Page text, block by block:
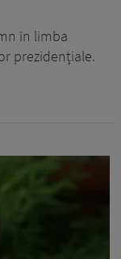
în limba
prezidențiale.